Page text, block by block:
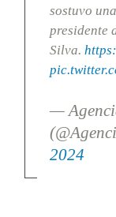
sostuvo
presidente
Silva.
—
2024